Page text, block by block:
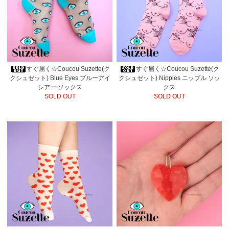
すぐ届く☆Coucou Suzette(ク
クシュゼット) Blue Eyes ブルーアイ
シアー ソックス
SOLD OUT
すぐ届く☆Coucou Suzette(ク
クシュゼット) Nipples ニップル ソッ
クス
SOLD OUT